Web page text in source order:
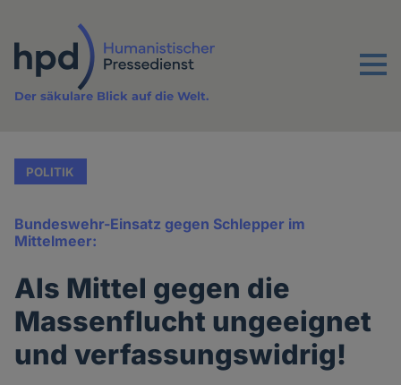
Inhalt
Menu
Der säkulare Blick auf die Welt.
POLITIK
Bundeswehr-Einsatz gegen Schlepper im
Mittelmeer:
Als Mittel gegen die
Massenflucht ungeeignet
und verfassungswidrig!